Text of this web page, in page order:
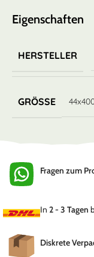
Eigenschaften
HERSTELLER
GRÖSSE
Fragen zum
In 2 - 3 Tagen
Diskrete